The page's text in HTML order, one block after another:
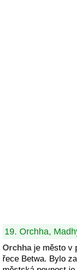
19. Orchha,
Orchhaje město v
řece Betwa. Bylo